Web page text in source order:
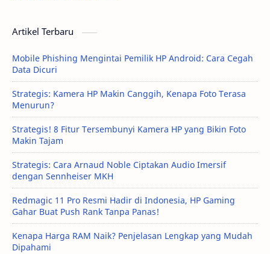
Artikel Terbaru
Mobile Phishing Mengintai Pemilik HP Android: Cara Cegah
Data Dicuri
Strategis: Kamera HP Makin Canggih, Kenapa Foto Terasa
Menurun?
Strategis! 8 Fitur Tersembunyi Kamera HP yang Bikin Foto
Makin Tajam
Strategis: Cara Arnaud Noble Ciptakan Audio Imersif
dengan Sennheiser MKH
Redmagic 11 Pro Resmi Hadir di Indonesia, HP Gaming
Gahar Buat Push Rank Tanpa Panas!
Kenapa Harga RAM Naik? Penjelasan Lengkap yang Mudah
Dipahami